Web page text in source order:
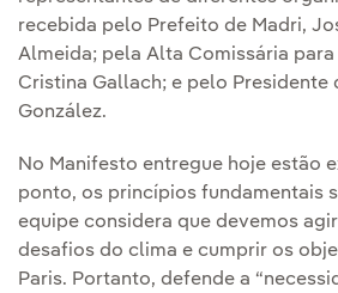
recebida pelo Prefeito de Madri,
Almeida; pela Alta Comissária para
Cristina Gallach; e pelo Presidente
González.
No Manifesto entregue hoje estão
ponto, os princípios fundamentais
equipe considera que devemos
desafios do clima e cumprir os
Paris. Portanto, defende a